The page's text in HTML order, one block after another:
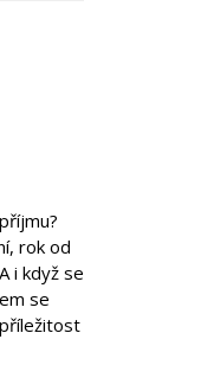
rok od
i když se
se